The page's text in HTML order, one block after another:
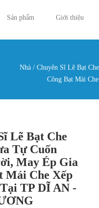
Sản phẩm Giới thiệu
Bạn đang ở
Nhà / Chuyên Sĩ Lẽ Bạt
Công Bạt Mái
Lẽ Bạt Che
Tự Cuốn
May Ép Gia
Mái Che Xếp
TP DĨ AN -